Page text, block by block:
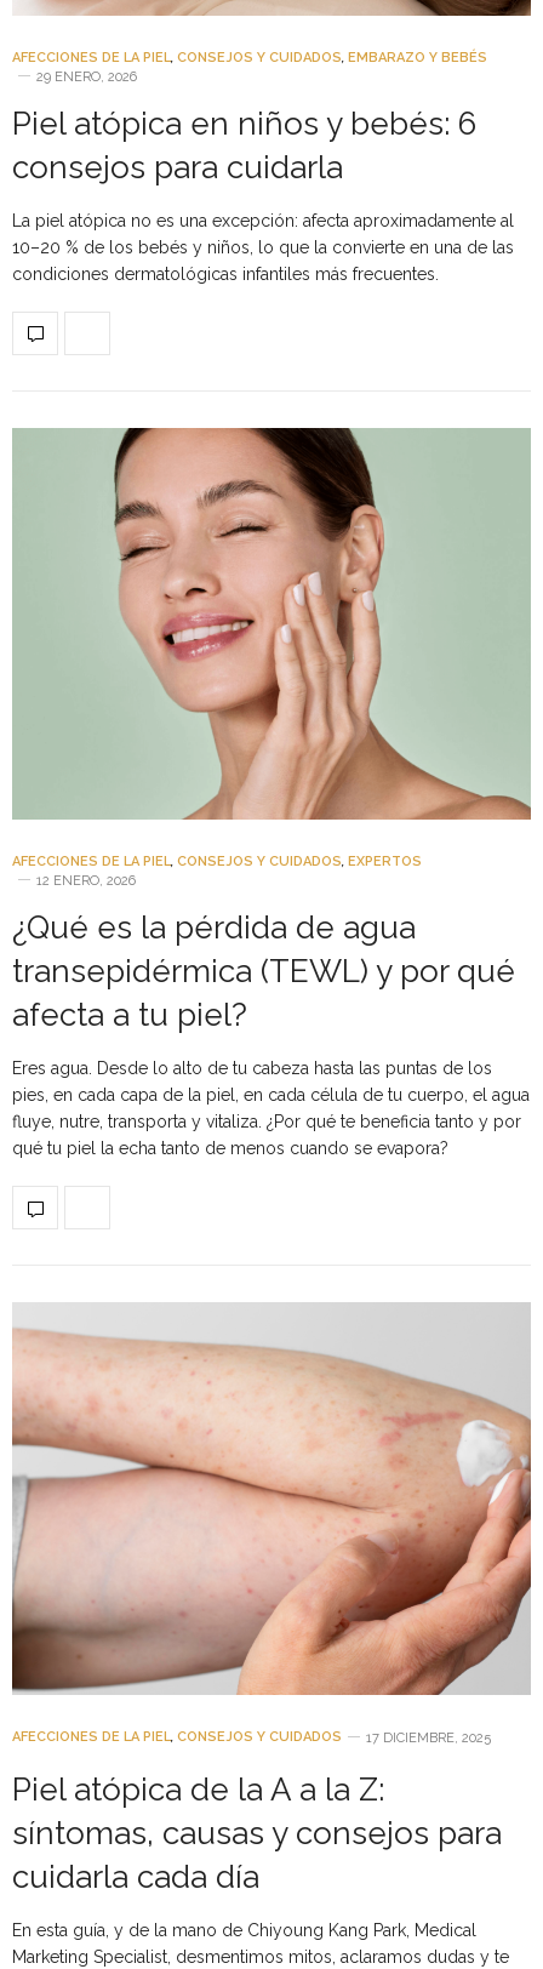
AFECCIONES DE LA PIEL CONSEJOS Y CUIDADOS EMBARAZO Y BEBÉS
29 ENERO, 2026
Piel atópica en niños y bebés: 6
consejos para cuidarla
La piel atópica no es una excepción: afecta aproximadamente al
10–20 % de los bebés y niños, lo que la convierte en una de las
condiciones dermatológicas infantiles más frecuentes.
AFECCIONES DE LA PIEL, CONSEJOS Y CUIDADOS, EXPERTOS
12 ENERO, 2026
¿Qué es la pérdida de agua
transepidérmica (TEWL) y por qué
afecta a tu piel?
Eres agua. Desde lo alto de tu cabeza hasta las puntas de los
pies, en cada capa de la piel, en cada célula de tu cuerpo, el agua
fluye, nutre, transporta y vitaliza. ¿Por qué te beneficia tanto y por
qué tu piel la echa tanto de menos cuando se evapora?
AFECCIONES DE LA PIEL, CONSEJOS Y CUIDADOS 17 DICIEMBRE, 2025
Piel atópica de la A a la Z:
síntomas, causas y consejos para
cuidarla cada día
En esta guía, y de la mano de Chiyoung Kang Park, Medical
Marketing Specialist, desmentimos mitos, aclaramos dudas y te